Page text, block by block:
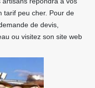
tarif peu cher. Pour de
de devis,
ou visitez son site web